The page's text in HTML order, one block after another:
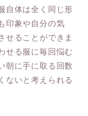
自体は全く同じ形
印象や自分の気
せることができま
せる服に毎回悩む
朝に手に取る回数
ないと考えられる